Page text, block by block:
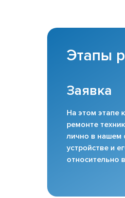
Этапы
Заявка
На этом этапе
ремонте
лично в нашем
устройстве и
относительно